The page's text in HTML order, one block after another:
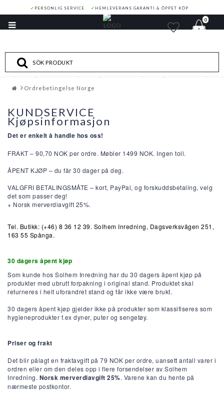
✓ PERSONLIG SERVICE ✓ HEMLEVERANS GARANTI & ÖPPET KÖP
0
Toggle
Ordrebetingelse Norge
KUNDSERVICE
Kjøpsinformasjon
Det er enkelt å handle hos oss!
FRAKT – 90,70 NOK per ordre. Møbler 1499 NOK. Ingen toll.
ÅPENT KJØP – du får 30 dager på deg.
VALGFRI BETALINGSMÅTE – kort, PayPal, og forskuddsbetaling, velg
det som passer deg!
+ Norsk merverdiavgift 25%.
Tel. Butikk: (+46) 8 36 12 39. Solhem Inredning, Dagsverksvägen 251,
163 55 Spånga.
30 dagers åpent kjøp
Som kunde hos Solhem Inredning har du 30 dagers åpent kjøp på
produkter med ubrutt forpakning i original stand. Produktet skal
returneres i helt uforandret stand og får ikke være brukt.
30 dagers åpent kjøp gjelder ikke på produkter som klassifiseres som
hygieneprodukter f.ex dyner, puter og sengetøy.
Priser og frakt
Det blir pålagt en fraktavgift på 79 NOK per ordre, uansett antall varer i
ordren eller om den deles opp i flere forsendelser av Solhem
Inredning. Norsk merverdiavgift 25%. Varene kan du hente på
nærmeste postkontor.